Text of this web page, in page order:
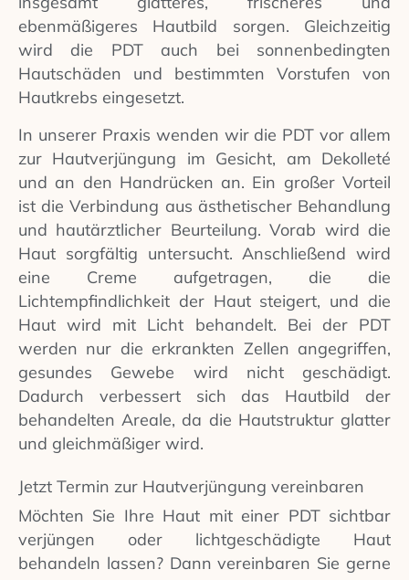
ebenmäßigeres Hautbild sorgen. Gleichzeitig
wird die PDT auch bei sonnenbedingten
Hautschäden und bestimmten Vorstufen von
Hautkrebs eingesetzt.
In unserer Praxis wenden wir die PDT vor allem
zur Hautverjüngung im Gesicht, am Dekolleté
und an den Handrücken an. Ein großer Vorteil
ist die Verbindung aus ästhetischer Behandlung
und hautärztlicher Beurteilung. Vorab wird die
Haut sorgfältig untersucht. Anschließend wird
eine Creme aufgetragen, die die
Lichtempfindlichkeit der Haut steigert, und die
Haut wird mit Licht behandelt. Bei der PDT
werden nur die erkrankten Zellen angegriffen,
gesundes Gewebe wird nicht geschädigt.
Dadurch verbessert sich das Hautbild der
behandelten Areale, da die Hautstruktur glatter
und gleichmäßiger wird.
Jetzt Termin zur Hautverjüngung vereinbaren
Möchten Sie Ihre Haut mit einer PDT sichtbar
verjüngen oder lichtgeschädigte Haut
behandeln lassen? Dann vereinbaren Sie gerne